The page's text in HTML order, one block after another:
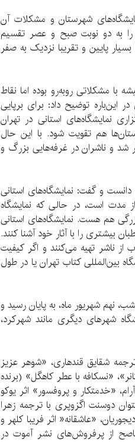
این ناشر صحبت‌هایش را درباره ساعت برگزاری نمایشگاه‌‎های شهرستان و مشکلات آن
را به دو نوبت صبح و عصر تقسیم
پایین و تقریبا نزدیک به صفر
با مشکلاتی روبه‌رو بوده اما نقاط
توضیح داد: برای برپایی
نمایشگاه‌های استانی در تهران
هم تقویت شود. با این حال
شد و ناشران در غرفه‌هایی بزرگ و
دانست و گفت: نمایشگاه‌های استانی
مدت است، در حالی که نمایشگاه
هم هست. نمایشگاه‌های استانی
بیشتری را با آثار خود آشنا کنند.
از ناشر تهیه می‌کنند و اگر کیفیت
بین‌المللی کتاب تهران یا در طول
علیخانی نمایشگاه کتاب اصفهان ساعت 22 دیشب، نهم شهریور ماه، به پایان رسید و
شهر‌های دیگری مانند شهرکرد،
شقایق قندهاری، «شوهر عزیز
«نسکافه با عطر کاهگل» (برنده
«خدمتکار و پروفسور» اثر یوکو
دوسنت اگزوپری با ترجمه زهرا
«عاشقانه‌« اثر فریبا کلهر و
ناصح از پرفروش‌های نشر آموت در